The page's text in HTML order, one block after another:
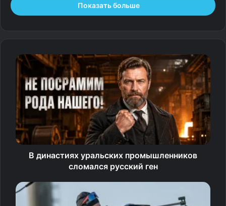
представительницу Бельгии Элиз Мертенс в двух
Костюк за 1 час и 9 минут победила Жасмин Паолини
из Италии — 6:3, 6:2. Украинская теннисистка сыграет
в полуфинале второго подряд турнира Большого
шлема. В июне она не смогла выйти в финал «Ролан
Гаррос», уступив россиянке Мирре Андреевой.
В другом полуфинале Уимблдонского турнира сыграют
Турнир Большого шлема.
Уимблдон. Лондон. Трава.
Показать больше
В династиях уральских промышленников
сломался русский ген